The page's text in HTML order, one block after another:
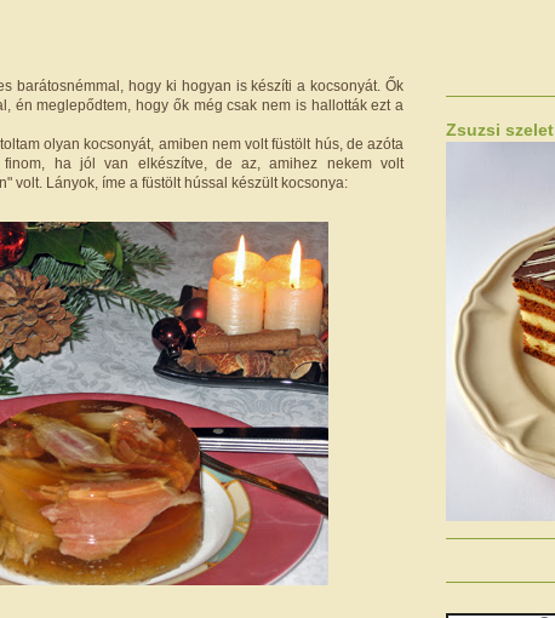
barátosnémmal, hogy ki hogyan is készíti a kocsonyát. Ők
én meglepődtem, hogy ők még csak nem is hallották ezt a
olyan kocsonyát, amiben nem volt füstölt hús, de azóta
ha jól van elkészítve, de az, amihez nekem volt
volt. Lányok, íme a füstölt hússal készült kocsonya:
Zsuzsi szelet